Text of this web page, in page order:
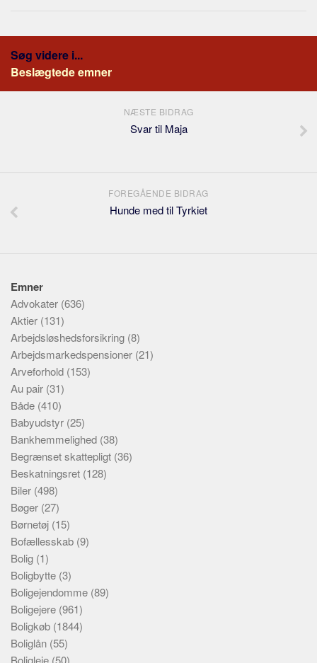
Søg videre i...
Beslægtede emner
NÆSTE BIDRAG
Svar til Maja
FOREGÅENDE BIDRAG
Hunde med til Tyrkiet
Emner
Advokater (636)
Aktier (131)
Arbejdsløshedsforsikring (8)
Arbejdsmarkedspensioner (21)
Arveforhold (153)
Au pair (31)
Både (410)
Babyudstyr (25)
Bankhemmelighed (38)
Begrænset skattepligt (36)
Beskatningsret (128)
Biler (498)
Bøger (27)
Børnetøj (15)
Bofællesskab (9)
Bolig (1)
Boligbytte (3)
Boligejendomme (89)
Boligejere (961)
Boligkøb (1844)
Boliglån (55)
Boligleje (50)